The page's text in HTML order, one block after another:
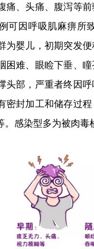
痛、头痛、腹泻等
可因呼吸肌麻痹所
为婴儿，初期突发
困难、眼睑下垂、
头部，严重者终因
密封加工和储存过
。感染型多为被肉